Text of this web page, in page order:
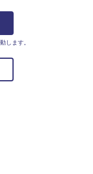
します。